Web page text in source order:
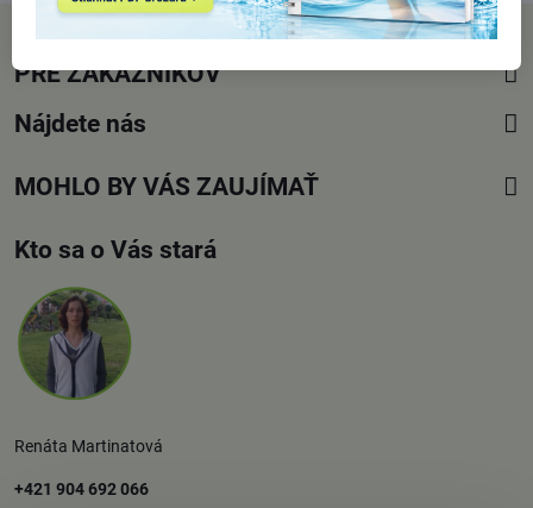
PRE ZÁKAZNÍKOV
Nájdete nás
MOHLO BY VÁS ZAUJÍMAŤ
Kto sa o Vás stará
Renáta Martinatová
+421 904 692 066